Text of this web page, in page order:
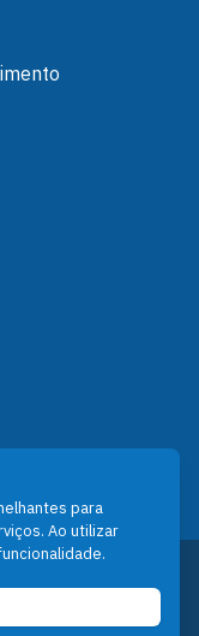
de Gestão de
para
Ao utilizar